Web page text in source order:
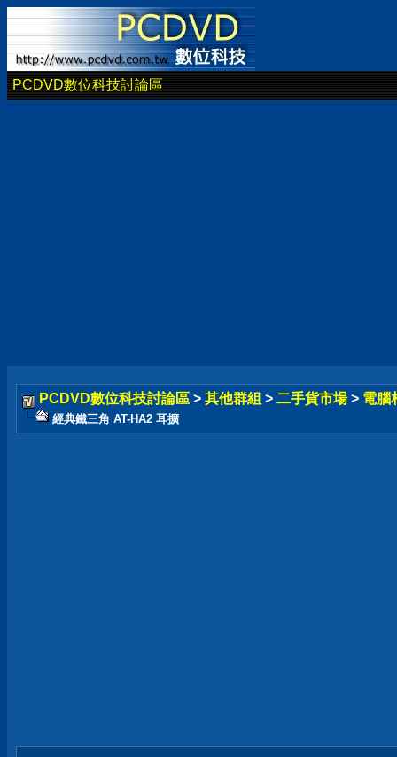
PCDVD數位科技討論區
PCDVD數位科技討論區 > 其他群組 > 二手貨市場 > 電腦
經典鐵三角 AT-HA2 耳擴